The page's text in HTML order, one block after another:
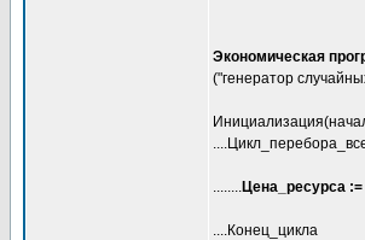
Экономическая
("генератор
........Цена_ресурса
....Конец_цикла